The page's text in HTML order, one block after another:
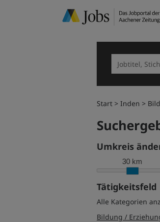
Start Inden
Umkreis
30 km
Tätigkeitsfeld
Alle Kategorien
Bildung /